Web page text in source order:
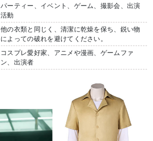
パーティー、イベント、ゲーム、撮影会、出演
活動
他の衣類と同じく、清潔に乾燥を保ち、鋭い物
によっての破れを避けてください。
コスプレ愛好家、アニメや漫画、ゲームファ
ン、出演者